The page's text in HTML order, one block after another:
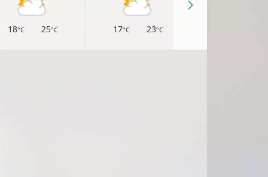
18°C 25°C 17°C 23°C